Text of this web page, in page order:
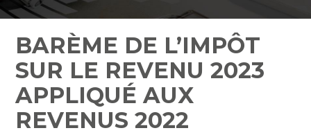
BARÈME DE L’IMPÔT
SUR LE REVENU 2023
APPLIQUÉ AUX
REVENUS 2022